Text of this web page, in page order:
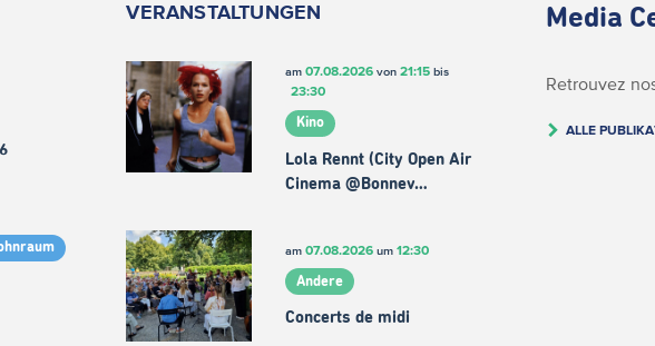
VERANSTALTUNGEN
am 07.08.2026von 21:15bis
23:30
Kino
Lola Rennt (City Open Air
Cinema @Bonnev…
am 07.08.2026um 12:30
Andere
Concerts de midi
Media
Retrouvez
ALLE